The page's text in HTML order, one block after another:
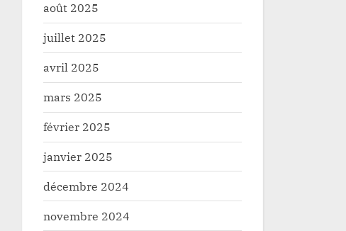
août 2025
juillet 2025
avril 2025
mars 2025
février 2025
janvier 2025
décembre 2024
novembre 2024